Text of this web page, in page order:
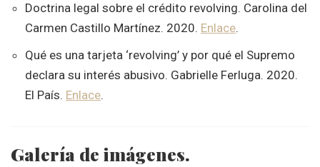
Doctrina legal sobre el crédito revolving. Carolina del
Carmen Castillo Martínez. 2020. Enlace.
Qué es una tarjeta ‘revolving’ y por qué el Supremo
declara su interés abusivo. Gabrielle Ferluga. 2020.
El País. Enlace.
Galería de imágenes.